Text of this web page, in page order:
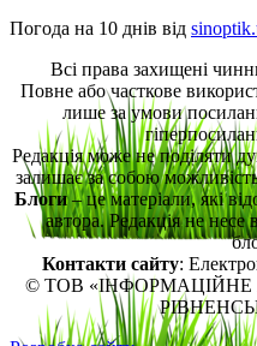
Погода на 10 днів від
Всі права захищені
Повне або часткове
лише за умови
Редакція може не поділяти
залишає за собою
Блоги– це матеріали, які
автора. Редакція не несе
Контакти сайту:
© ТОВ